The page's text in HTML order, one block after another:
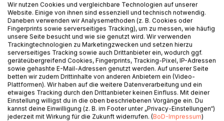
BESCHREIBUNG
Nicht hinter jedem hässlichen Frosch verbirgt sich ein
Traumprinz. Doch dass der erste Eindruck auch täuschen
kann, verrät diese deutsch- und englischsprachige
Ausgabe des beliebten Märchens der Brüder Grimm -
Wir nutzen Cookies und vergleichbare Technologien auf unserer
Website. Einige von ihnen sind essenziell und technisch notwendig.
Daneben verwenden wir Analysemethoden (z. B. Cookies oder
Fingerprints sowie serverseitiges Tracking), um zu messen, wie häufig
unsere Seite besucht und wie sie genutzt wird. Wir verwenden
Trackingtechnologien zu Marketingzwecken und setzen hierzu
serverseitiges Tracking sowie auch Drittanbieter ein, wodurch ggf.
geräteübergreifend Cookies, Fingerprints, Tracking-Pixel, IP-Adressen
sowie gehashte E-Mail-Adressen genutzt werden. Auf unserer Seite
betten wir zudem Drittinhalte von anderen Anbietern ein (Video-
Plattformen). Wir haben auf die weitere Datenverarbeitung und ein
etwaiges Tracking durch den Drittanbieter keinen Einfluss. Mit deiner
Einstellung willigst du in die oben beschriebenen Vorgänge ein. Du
kannst deine Einwilligung (z. B. im Footer unter „Privacy-Einstellungen“)
jederzeit mit Wirkung für die Zukunft widerrufen. (BoD-Impressum)